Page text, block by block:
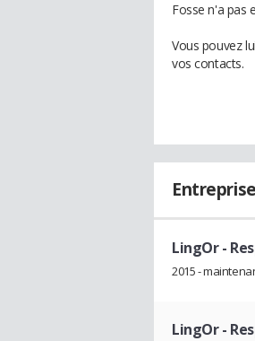
Fosse n'a pas
Vous pouvez
vos contacts.
LingOr-
2015 -
LingOr-